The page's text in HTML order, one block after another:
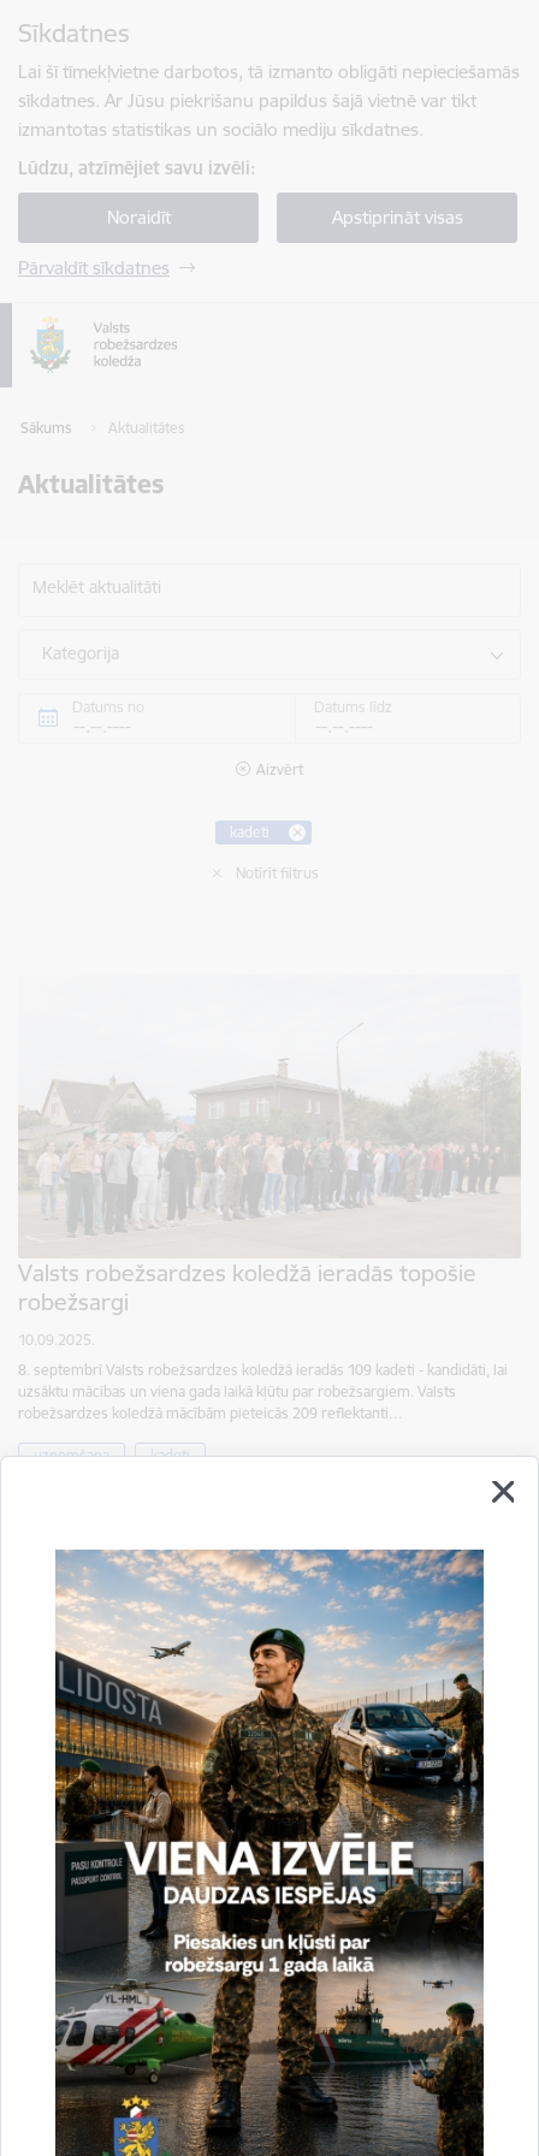
Sīkdatnes
Lai šī tīmekļvietne darbotos, tā izmanto obligāti nepieciešamās
sīkdatnes. Ar Jūsu piekrišanu papildus šajā vietnē var tikt
izmantotas statistikas un sociālo mediju sīkdatnes.
Lūdzu, atzīmējiet savu izvēli:
Noraidīt Apstiprināt visas
Pārvaldīt sīkdatnes
Sākums Aktualitātes
Aktualitātes
Meklēt aktualitāti
Kategorija
Datums no Datums līdz
Aizvērt
kadeti
Notīrīt filtrus
Valsts robežsardzes koledžā ieradās topošie
robežsargi
10.09.2025.
8. septembrī Valsts robežsardzes koledžā ieradās 109 kadeti - kandidāti, lai
uzsāktu mācības un viena gada laikā kļūtu par robežsargiem. Valsts
robežsardzes koledžā mācībām pieteicās 209 reflektanti…
uzņemšana kadeti
Drukāt lapu
Vai šī informācija bija noderīga?
Sniegt atsauksmi